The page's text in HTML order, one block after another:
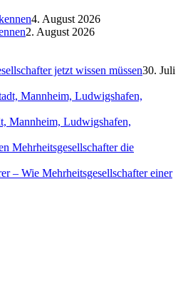
4. August 2026
2. August 2026
jetzt wissen müssen30. Juli
Mannheim, Ludwigshafen,
Mehrheitsgesellschafter die
– Wie Mehrheitsgesellschafter einer